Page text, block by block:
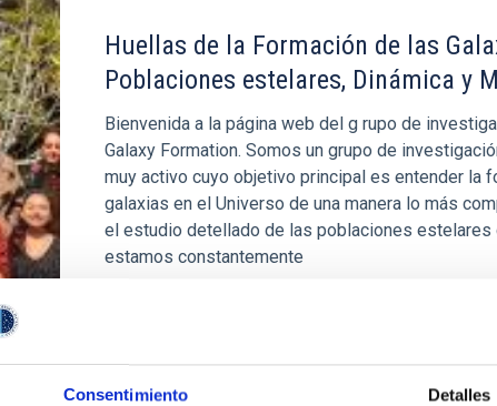
Consentimiento Detalles
Huellas de la Formación de las
Poblaciones estelares, Dinámica y
Bienvenida a la página web del g rupo de
Galaxy Formation. Somos un grupo de
muy activo cuyo objetivo principal es entender la
galaxias en el Universo de una manera lo más
el estudio detellado de las poblaciones estelares
estamos constantemente